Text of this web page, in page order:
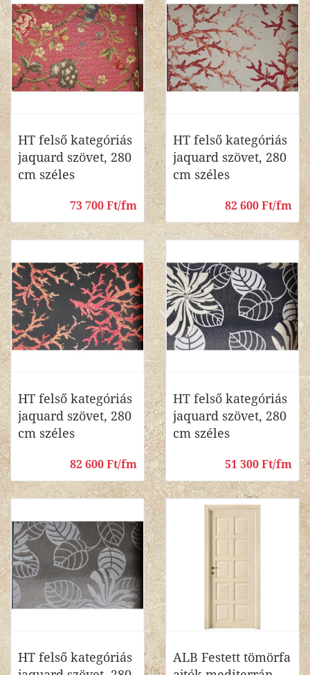
HT felső kategóriás
jaquard szövet, 280
cm széles
73 700 Ft/fm
HT felső kategóriás
jaquard szövet, 280
cm széles
82 600 Ft/fm
HT felső kategóriás
jaquard szövet, 280
cm széles
82 600 Ft/fm
HT felső kategóriás
jaquard szövet, 280
cm széles
51 300 Ft/fm
HT felső kategóriás
ALB Festett tömörfa